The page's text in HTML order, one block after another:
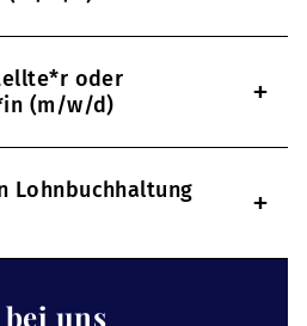
oder
(m/w/d)
+
Lohnbuchhaltung
+
uns